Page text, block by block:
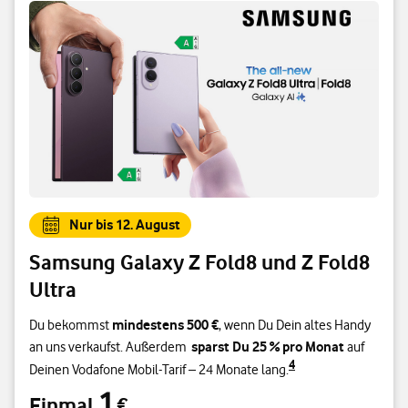
Nur bis 12. August
Samsung Galaxy Z Fold8 und Z Fold8
Ultra
Du bekommst mindestens 500 €, wenn Du Dein altes Handy
an uns verkaufst. Außerdem sparst Du 25 % pro Monatauf
Deinen Vodafone Mobil-Tarif – 24 Monate lang.4
Einmal 1 €